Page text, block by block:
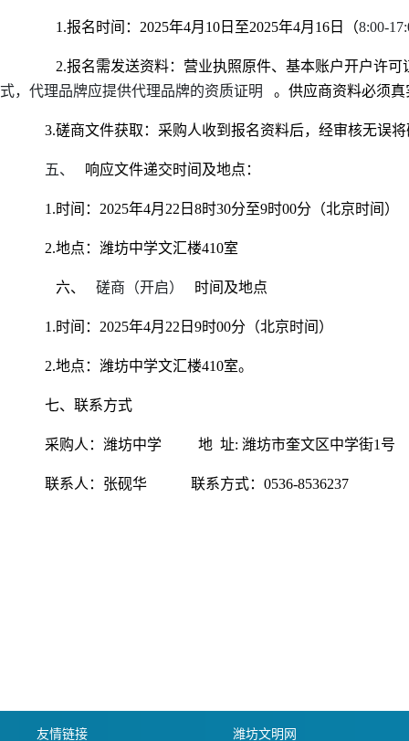
1.报名时间：2025年4月10日至2025年4月16日（8:00-
2.报名需发送资料：营业执照原件、基本账户开户许
式，代理品牌应提供代理品牌的资质证明
。供应商资料必须
3.磋商文件获取：采购人收到报名资料后，经审核无误
五、 响应文件递交时间及地点：
1.时间：2025年4月22日8时30分至9时00分（北京时间）
2.地点：潍坊中学文汇楼410室
六、 磋商（开启） 时间及地点
1.时间：2025年4月22日9时00分（北京时间）
2.地点：潍坊中学文汇楼410室。
七、联系方式
采购人：潍坊中学 地 址: 潍坊市奎文区中学街1号
联系人：张砚华 联系方式：0536-8536237
友情链接 潍坊文明网